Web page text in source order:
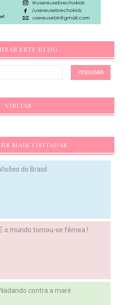
ESTE BLOG
VISITAS
MAIS VISITADAS
do Brasil
E o mundo tornou-se fêmea !
Nadando contra a maré